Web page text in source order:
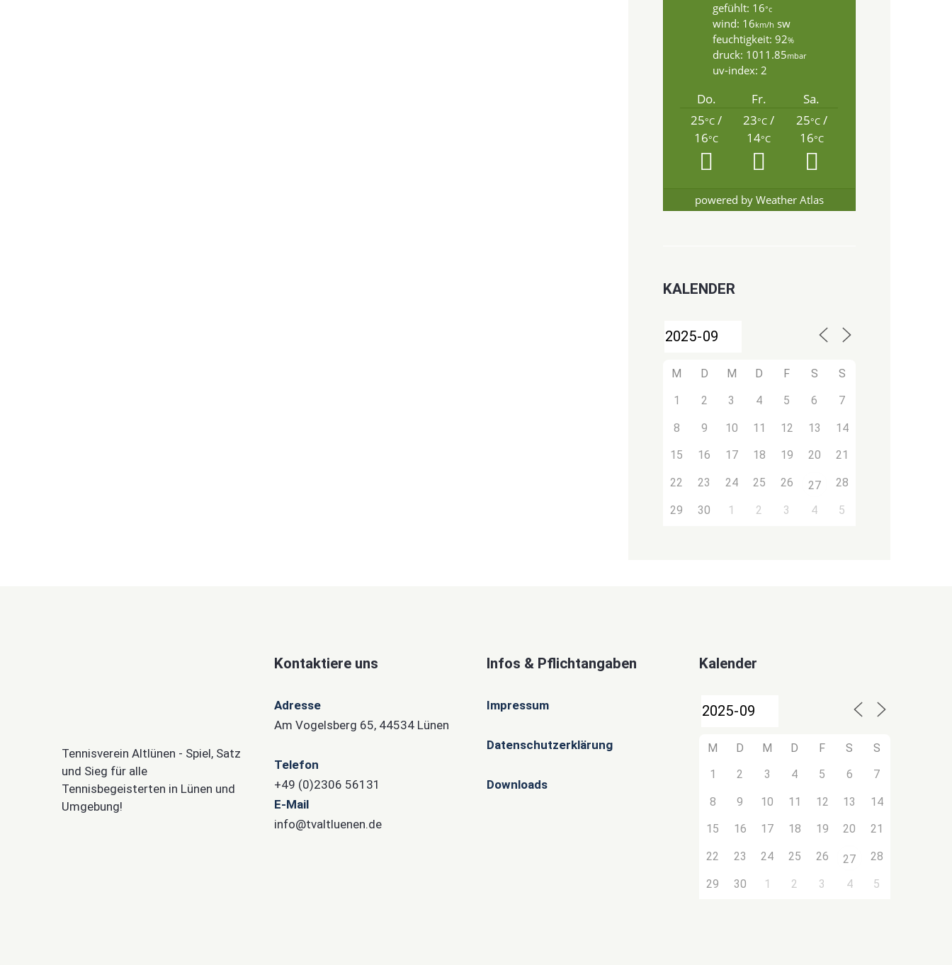
gefühlt: 16°c
wind: 16km/h sw
feuchtigkeit: 92%
druck: 1011.85mbar
uv-index: 2
Do. Fr.
Sa.
25°C /
16°C
23°C /
14°C
25°C/
16°C
powered by Weather Atlas
KALENDER
M D M D F S
S
1
2 3 4 5 6 7
8 9 10 11 12 13 14
15 16 17 18 19 20 21
22 23 24 25 26 27 28
29 30 1 2 3 4 5
Tennisverein Altlünen - Spiel, Satz
und Sieg für alle
Tennisbegeisterten in Lünen und
Umgebung!
Kontaktiere uns
Adresse
Am Vogelsberg 65, 44534 Lünen
Telefon
+49 (0)2306 56131
E-Mail
info@tvaltluenen.de
Infos & Pflichtangaben
Impressum
Datenschutzerklärung
Downloads
Kalender
M D M D F S
S
1
2 3 4 5 6 7
8 9 10 11 12 13 14
15 16 17 18 19 20 21
22 23 24 25 26 27 28
29 30 1 2 3 4 5